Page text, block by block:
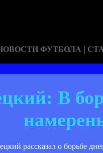
ФУТБОЛА |
В
рассказал о борьбе